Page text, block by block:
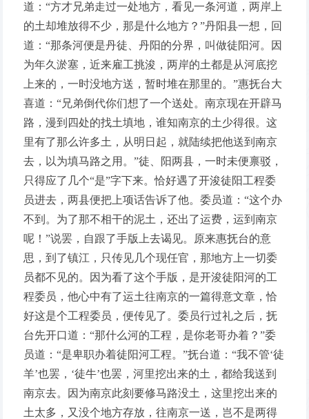
道：“方才兄弟走过一处地方，看见一条河道，两岸上
的土却堆放得不少，那是什么地方？”丹阳县一想，回
道：“那条河便是丹徒、丹阳的分界，叫做徒阳河。因
为年久淤塞，近来雇工挑浚，两岸的土都是从河底挖
上来的，一时没地方送，暂时堆在那里的。”惠抚台大
喜道：“兄弟倒代你们想了一个送处。南京现在开辟马
路，漫到四处的找土填地，谁知南京的土少得很。这
里有了那么许多土，从明日起，就陆续把他送到南京
去，以为填马路之用。”徒、阳两县，一时未便禀驳，
只得应了几个“是”字下来。恰好遇了开浚徒阳工程委
员进去，两县便把上项话告诉了他。委员道：“这个办
不到。为了那不相干的泥土，还出了运费，运到南京
呢！”说罢，自跟了手版上去谒见。原来惠抚台的意
思，到了镇江，只传见几个现任官，那地方上一切委
员都不见的。因为看了这个手版，是开浚徒阳河的工
程委员，他心中有了运土往南京的一篇得意文章，恰
好这是个工程委员，便传见了。委员行过礼之后，抚
台先开口道：“那什么河的工程，是你老哥办着？”委
员道：“是卑职办着徒阳河工程。”抚台道：“我不管‘徒
羊’也罢，‘徒牛’也罢，河里挖出来的土，都给我送到
南京去。因为南京此刻要修马路没土，这里挖出来的
土太多，又没个地方存放，往南京一送，岂不是两得